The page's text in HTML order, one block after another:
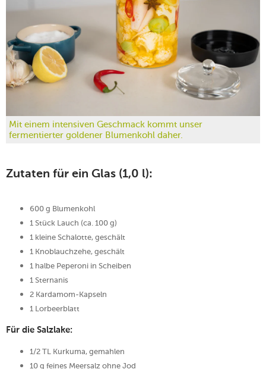
Mit einem intensiven Geschmack kommt unser
fermentierter goldener Blumenkohl daher.
Zutaten für ein Glas (1,0 l):
600 g Blumenkohl
1 Stück Lauch (ca. 100 g)
1 kleine Schalotte, geschält
1 Knoblauchzehe, geschält
1 halbe Peperoni in Scheiben
1 Sternanis
2 Kardamom-Kapseln
1 Lorbeerblatt
Für die Salzlake:
1/2 TL Kurkuma, gemahlen
10 g feines Meersalz ohne Jod